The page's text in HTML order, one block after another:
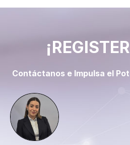
¡REGISTER
Contáctanos e Impulsa el